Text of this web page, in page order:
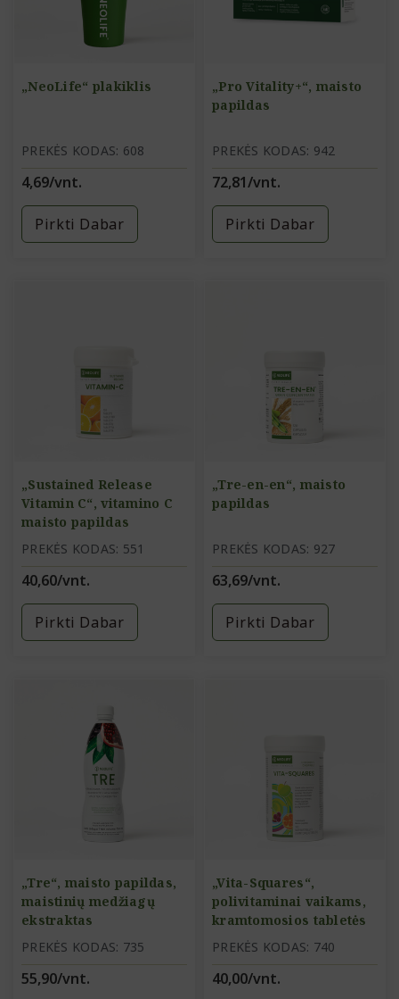
„NeoLife“ plakiklis
PREKĖS KODAS: 608
4,69/vnt.
Pirkti Dabar
„Pro Vitality+“, maisto
papildas
PREKĖS KODAS: 942
72,81/vnt.
Pirkti Dabar
„Sustained Release
Vitamin C“, vitamino C
maisto papildas
PREKĖS KODAS: 551
40,60/vnt.
Pirkti Dabar
„Tre-en-en“, maisto
papildas
PREKĖS KODAS: 927
63,69/vnt.
Pirkti Dabar
„Tre“, maisto papildas,
maistinių medžiagų
ekstraktas
PREKĖS KODAS: 735
55,90/vnt.
„Vita-Squares“,
polivitaminai vaikams,
kramtomosios tabletės
PREKĖS KODAS: 740
40,00/vnt.